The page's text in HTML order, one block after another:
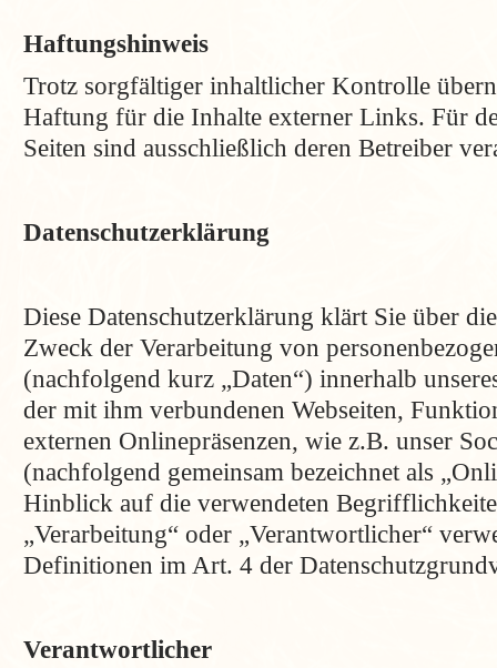
Haftungshinweis
Trotz sorgfältiger inhaltlicher Kontrolle
Haftung für die Inhalte externer Links. Für
Seiten sind ausschließlich deren Betreiber
Datenschutzerklärung
Diese Datenschutzerklärung klärt Sie über
Zweck der Verarbeitung von
(nachfolgend kurz „Daten“) innerhalb
der mit ihm verbundenen Webseiten,
externen Onlinepräsenzen, wie z.B. unser
(nachfolgend gemeinsam bezeichnet als
Hinblick auf die verwendeten
„Verarbeitung“ oder „Verantwortlicher“
Definitionen im Art. 4 der
Verantwortlicher